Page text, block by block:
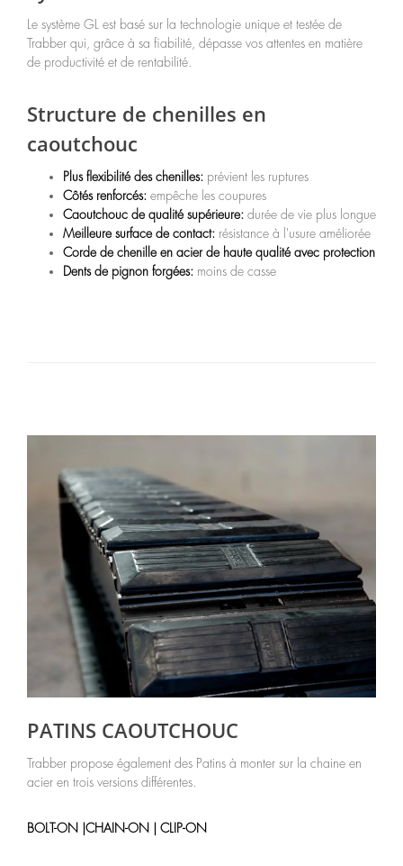
Le système GL est basé sur la technologie unique et testée de
Trabber qui, grâce à sa fiabilité, dépasse vos attentes en matière
de productivité et de rentabilité.
Structure de chenilles en
caoutchouc
Plus flexibilité des chenilles: prévient les ruptures
Côtés renforcés: empêche les coupures
Caoutchouc de qualité supérieure: durée de vie plus longue
Meilleure surface de contact: résistance à l'usure améliorée
Corde de chenille en acier de haute qualité avec protection
Dents de pignon forgées: moins de casse
PATINS CAOUTCHOUC
Trabber propose également des Patins à monter sur la chaine en
acier en trois versions différentes.
BOLT-ON |CHAIN-ON | CLIP-ON